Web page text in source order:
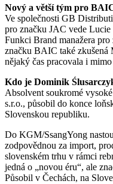
Nový a větší tým pro
Ve společnosti GB
pro značku JAC vede
Funkci Brand manažera
značku BAIC také zkušená
nějaký čas pracovala i
Kdo je Dominik
Absolvent soukromé
s.r.o., působil do konce
Slovenskou republiku.
Do KGM/SsangYong
zodpovědnou za import,
slovenském trhu v rámci
jedná o „novou éru“, ale
Působil v Čechách, na